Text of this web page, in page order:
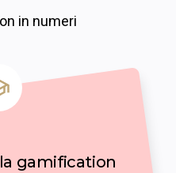
in numeri
gamification